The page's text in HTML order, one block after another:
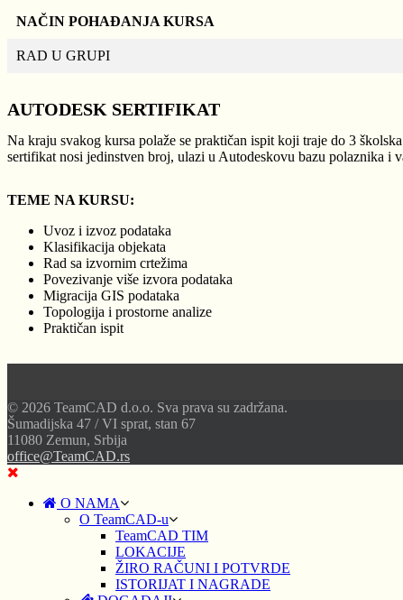
NAČIN POHAĐANJA KURSA
RAD U GRUPI
AUTODESK SERTIFIKAT
Na kraju svakog kursa polaže se praktičan ispit koji traje do 3
sertifikat nosi jedinstven broj, ulazi u Autodeskovu bazu polaznika i
TEME NA KURSU:
Uvoz i izvoz podataka
Klasifikacija objekata
Rad sa izvornim crtežima
Povezivanje više izvora podataka
Migracija GIS podataka
Topologija i prostorne analize
Praktičan ispit
© 2026 TeamCAD d.o.o. Sva prava su zadržana.
Šumadijska 47 / VI sprat, stan 67
11080 Zemun, Srbija
office@TeamCAD.rs
O NAMA
O TeamCAD-u
TeamCAD TIM
LOKACIJE
ŽIRO RAČUNI I POTVRDE
ISTORIJAT I NAGRADE